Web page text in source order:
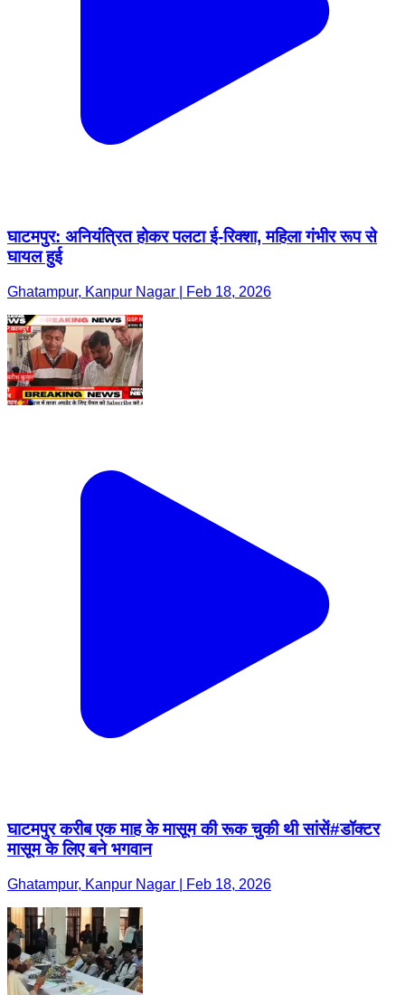
घाटमपुर: अनियंत्रित होकर पलटा ई-रिक्शा, महिला गंभीर रूप से
घायल हुई
Ghatampur, Kanpur Nagar | Feb 18, 2026
घाटमपुर करीब एक माह के मासूम की रूक चुकी थी सांसें#डॉक्टर
मासूम के लिए बने भगवान
Ghatampur, Kanpur Nagar | Feb 18, 2026